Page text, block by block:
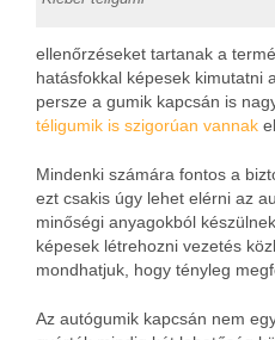
ellenőrzéseket tartanak a
hatásfokkal képesek kimutatni
persze a gumik kapcsán is
téligumik is szigorúan vannak
Mindenki számára fontos a
ezt csakis úgy lehet elérni az
minőségi anyagokból
képesek létrehozni vezetés
mondhatjuk, hogy tényleg
Az autógumik kapcsán nem